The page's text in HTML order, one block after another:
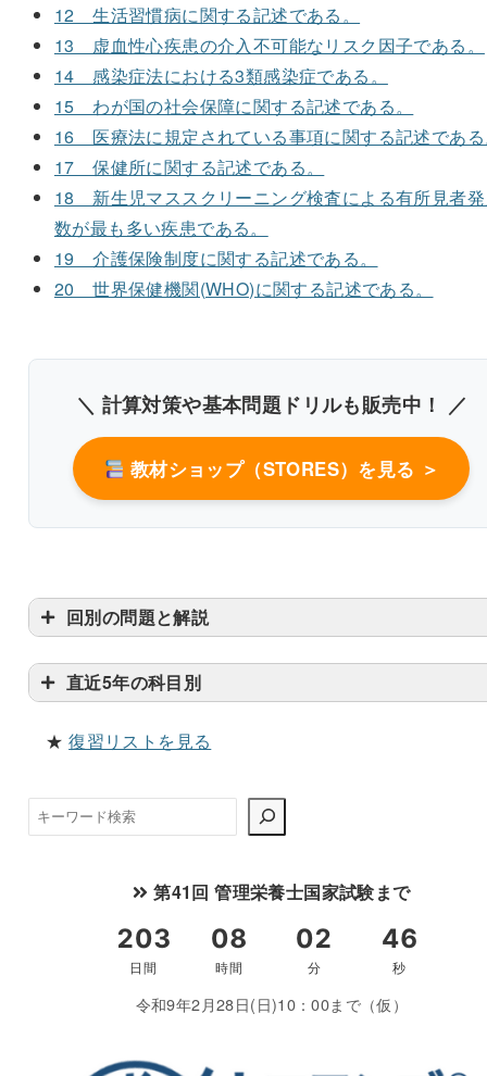
12 生活習慣病に関する記述である。
13 虚血性心疾患の介入不可能なリスク因子である。
14 感染症法における3類感染症である。
15 わが国の社会保障に関する記述である。
16 医療法に規定されている事項に関する記述であ
17 保健所に関する記述である。
18 新生児マススクリーニング検査による有所見者
数が最も多い疾患である。
19 介護保険制度に関する記述である。
20 世界保健機関(WHO)に関する記述である。
＼ 計算対策や基本問題ドリルも販売中！ ／
教材ショップ（STORES）を見る ＞
回別の問題と解説
直近5年の科目別
★復習リストを見る
検
索
第41回 管理栄養士国家試験まで
令和9年2月28日(日)10：00まで（仮）